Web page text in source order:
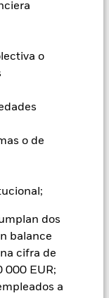
o
o de
dos
balance
cifra de
000 EUR;
a
de divisas de este
de divisas. El
podría conllevar
«spill-
La sociedad
el riesgo de
desplegable
podrá ver un
las clases de
mediante la
el listado
cobertura de
de valores
el 62,5% de
37,5% restante se
de préstamo de